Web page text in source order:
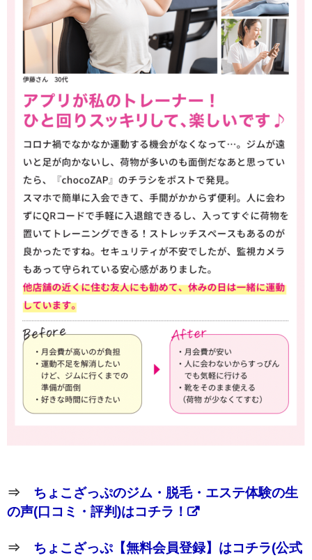
⇒ ちょこざっぷのジム・脱毛・エステ体験の生
の声(口コミ・評判)はコチラ！
⇒ ちょこざっぷ【無料会員登録】はコチラ(公式